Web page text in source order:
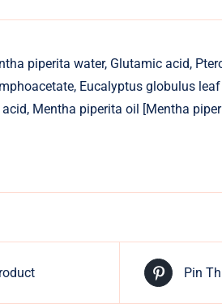
piperita water, Glutamic acid,
Eucalyptus globulus
Mentha piperita oil [Mentha
Pin